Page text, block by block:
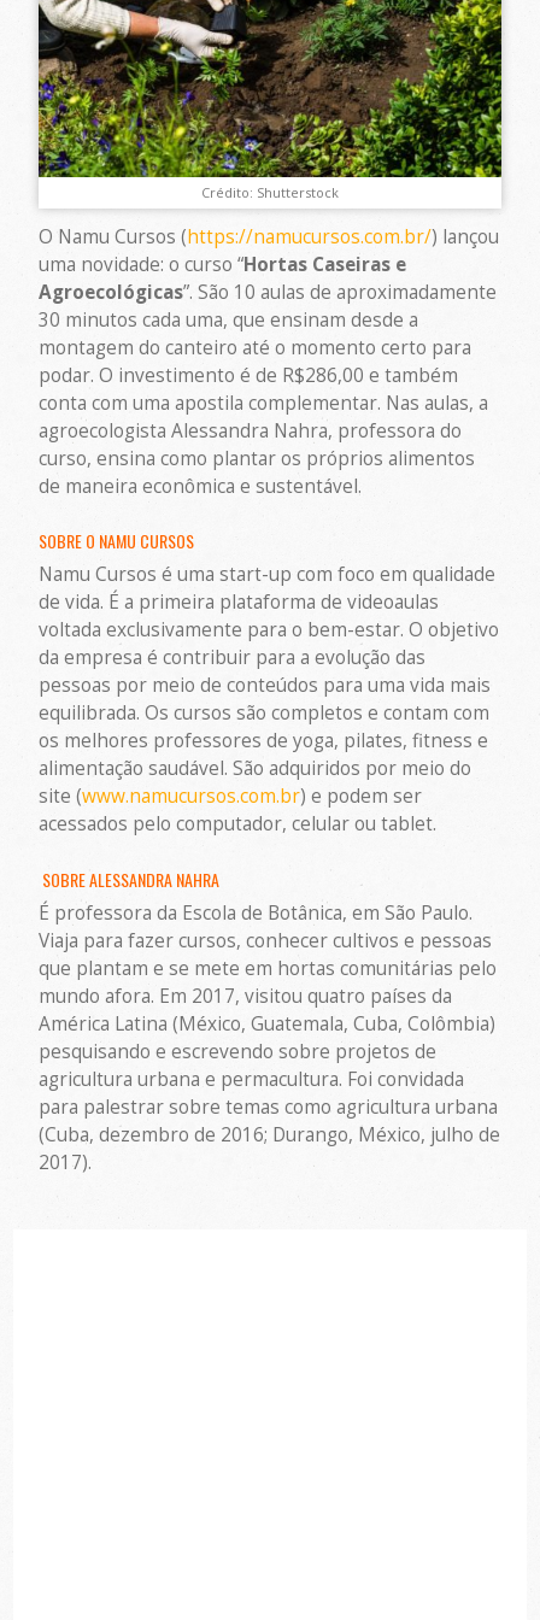
Crédito: Shutterstock
O Namu Cursos (https://namucursos.com.br/) lançou
uma novidade: o curso “Hortas Caseiras e
Agroecológicas”. São 10 aulas de aproximadamente
30 minutos cada uma, que ensinam desde a
montagem do canteiro até o momento certo para
podar. O investimento é de R$286,00 e também
conta com uma apostila complementar. Nas aulas, a
agroecologista Alessandra Nahra, professora do
curso, ensina como plantar os próprios alimentos
de maneira econômica e sustentável.
SOBRE O NAMU CURSOS
Namu Cursos é uma start-up com foco em qualidade
de vida. É a primeira plataforma de videoaulas
voltada exclusivamente para o bem-estar. O objetivo
da empresa é contribuir para a evolução das
pessoas por meio de conteúdos para uma vida mais
equilibrada. Os cursos são completos e contam com
os melhores professores de yoga, pilates, fitness e
alimentação saudável. São adquiridos por meio do
site (www.namucursos.com.br) e podem ser
acessados pelo computador, celular ou tablet.
SOBRE ALESSANDRA NAHRA
É professora da Escola de Botânica, em São Paulo.
Viaja para fazer cursos, conhecer cultivos e pessoas
que plantam e se mete em hortas comunitárias pelo
mundo afora. Em 2017, visitou quatro países da
América Latina (México, Guatemala, Cuba, Colômbia)
pesquisando e escrevendo sobre projetos de
agricultura urbana e permacultura. Foi convidada
para palestrar sobre temas como agricultura urbana
(Cuba, dezembro de 2016; Durango, México, julho de
2017).